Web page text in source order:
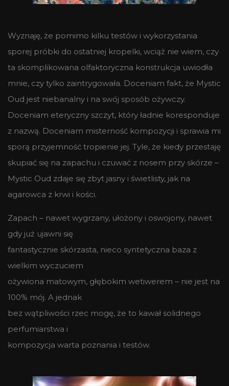
Wyznaję, że pomimo kilku testów i wykorzystania
sporej próbki do ostatniej kropelki, wciąż nie wiem, czy
ta skomplikowana olfaktoryczna konstrukcja uwiodła
mnie, czy tylko zaintrygowała. Doceniam fakt, że Mystic
Oud jest niebanalny i na swój sposób ożywczy.
Doceniam eteryczny szczyt, który ładnie koresponduje
z nazwą. Doceniam misterność kompozycji i sprawia mi
sporą przyjemność tropienie jej. Tyle, że kiedy przestaję
skupiać się na zapachu i czuwać z nosem przy skórze –
Mystic Oud zdaje się zbyt jasny i świetlisty, jak na
agarowca z krwi i kości.
Zapach – nawet wygrzany, ułożony i oswojony, nawet
gdy już ujawni się
fantastycznie skórzasta, nieco syntetyczna baza z
wielkim wyczuciem
ożywiona matowym, głębokim wetiwerem – nie jest na
100% mój. A jednak
bez wątpliwości rzec mogę, że to kawał solidnego
perfumiarstwa i
kompozycja warta poznania i testów.